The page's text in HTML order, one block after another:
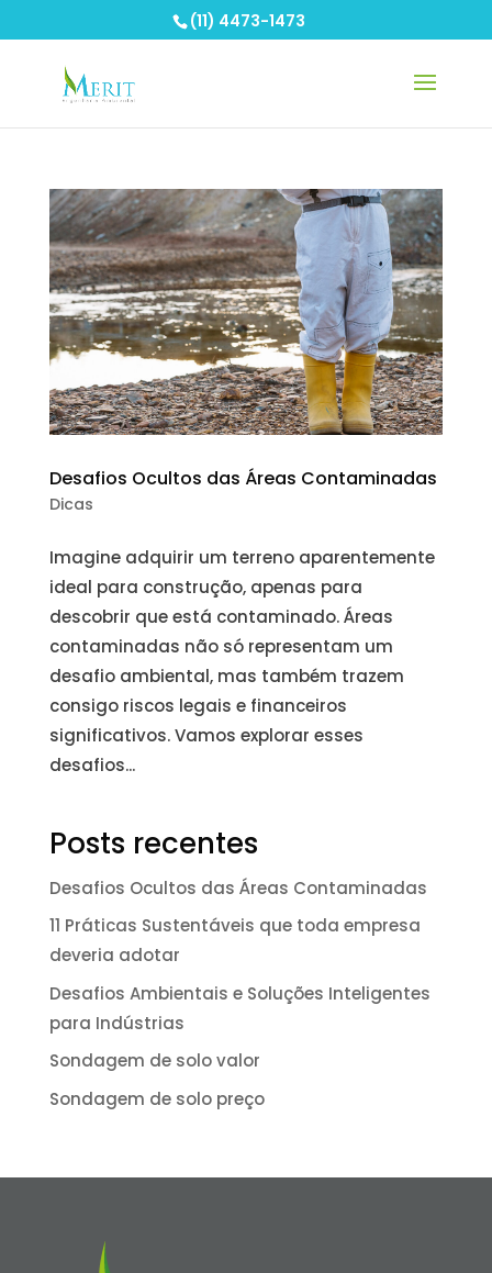
(11) 4473-1473
Desafios Ocultos das Áreas Contaminadas
Dicas
Imagine adquirir um terreno aparentemente
ideal para construção, apenas para
descobrir que está contaminado. Áreas
contaminadas não só representam um
desafio ambiental, mas também trazem
consigo riscos legais e financeiros
significativos. Vamos explorar esses
desafios...
Posts recentes
Desafios Ocultos das Áreas Contaminadas
11 Práticas Sustentáveis que toda empresa
deveria adotar
Desafios Ambientais e Soluções Inteligentes
para Indústrias
Sondagem de solo valor
Sondagem de solo preço